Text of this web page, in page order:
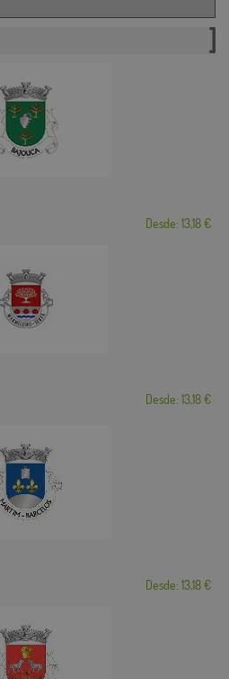
Desde: 13,18 €
Desde: 13,18 €
Desde: 13,18 €